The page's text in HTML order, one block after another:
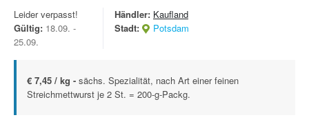
Leider verpasst!
Gültig: 18.09. -
25.09.
Händler: Kaufland
Stadt:
Potsdam
€ 7,45 / kg - sächs. Spezialität, nach Art einer feinen
Streichmettwurst je 2 St. = 200-g-Packg.